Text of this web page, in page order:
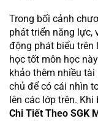
Trong bối cảnh
phát triển năng lực,
động phát biểu trên
học tốt môn học
khảo thêm nhiều tài
chủ để có cái nhìn
lên các lớp trên.
Chi Tiết Theo SGK